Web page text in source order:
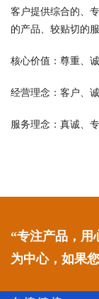
客户提供综合的、
的产品、较贴切的
核心价值：尊重、
经营理念：客户、
服务理念：真诚、
“专注产品，用
为中心，如果